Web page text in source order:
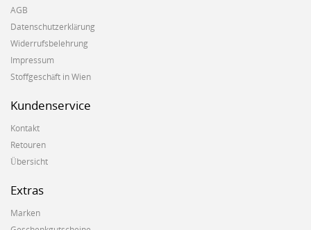
AGB
Datenschutzerklärung
Widerrufsbelehrung
Impressum
Stoffgeschäft in Wien
Kundenservice
Kontakt
Retouren
Übersicht
Extras
Marken